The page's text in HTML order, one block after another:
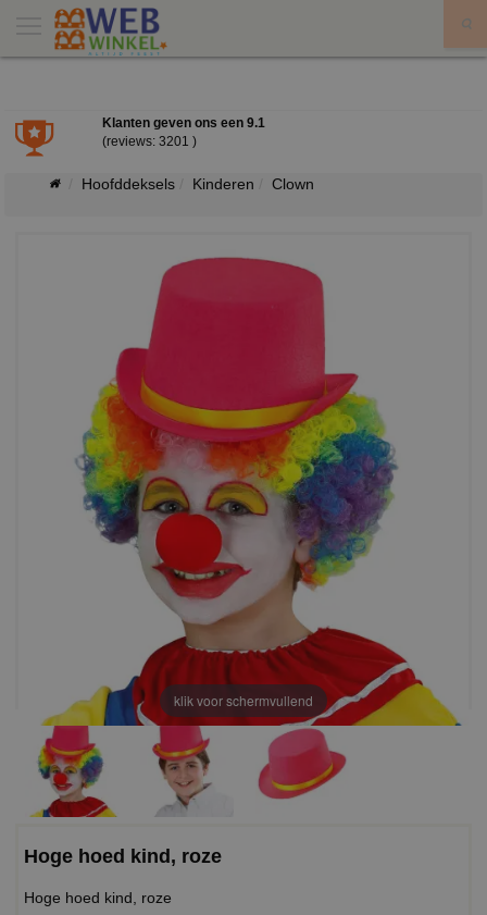
Klanten geven ons een 9.1
(reviews: 3201 )
Hoofddeksels Kinderen Clown
klik voor schermvullend
Hoge hoed kind, roze
Hoge hoed kind, roze